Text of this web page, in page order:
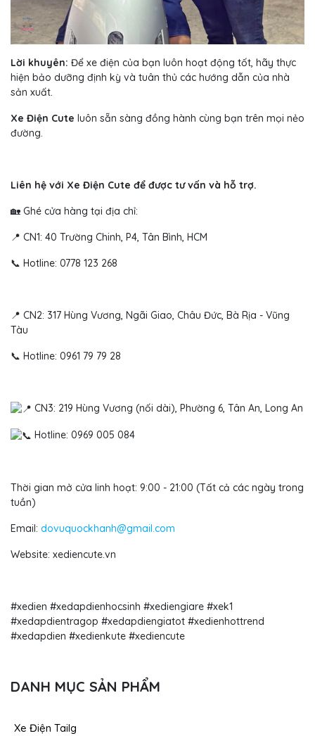
Lời khuyên: Để xe điện của bạn luôn hoạt động tốt, hãy thực
hiện bảo dưỡng định kỳ và tuân thủ các hướng dẫn của nhà
sản xuất.
Xe Điện Cute luôn sẵn sàng đồng hành cùng bạn trên mọi nẻo
đường.
Liên hệ với Xe Điện Cute để được tư vấn và hỗ trợ.
🏡 Ghé cửa hàng tại địa chỉ:
📍 CN1: 40 Trường Chinh, P4, Tân Bình, HCM
📞 Hotline: 0778 123 268
📍 CN2: 317 Hùng Vương, Ngãi Giao, Châu Đức, Bà Rịa - Vũng
Tàu
📞 Hotline: 0961 79 79 28
CN3: 219 Hùng Vương (nối dài), Phường 6, Tân An, Long An
Hotline: 0969 005 084
Thời gian mở cửa linh hoạt: 9:00 - 21:00 (Tất cả các ngày trong
tuần)
Email: dovuquockhanh@gmail.com
Website: xediencute.vn
#xedien #xedapdienhocsinh #xediengiare #xek1
#xedapdientragop #xedapdiengiatot #xedienhottrend
#xedapdien #xedienkute #xediencute
DANH MỤC SẢN PHẨM
Xe Điện Tailg